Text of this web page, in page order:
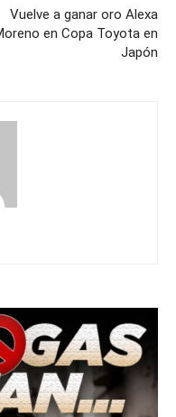
Vuelve a ganar oro Alexa
en Copa Toyota en
Japón